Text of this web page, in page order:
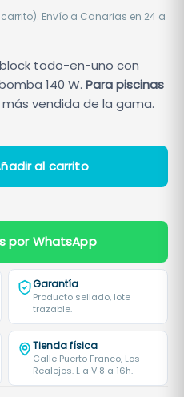
Envío a Canarias en 24 a
todo-en-uno con
140 W. Para piscinas
más vendida de la gama.
al carrito
por WhatsApp
Garantía
Producto sellado, lote
trazable.
Tienda física
Calle Puerto Franco, Los
Realejos. L a V 8 a 16h.